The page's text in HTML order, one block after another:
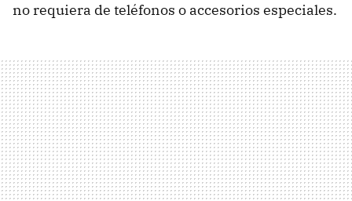
no requiera de teléfonos o accesorios especiales.